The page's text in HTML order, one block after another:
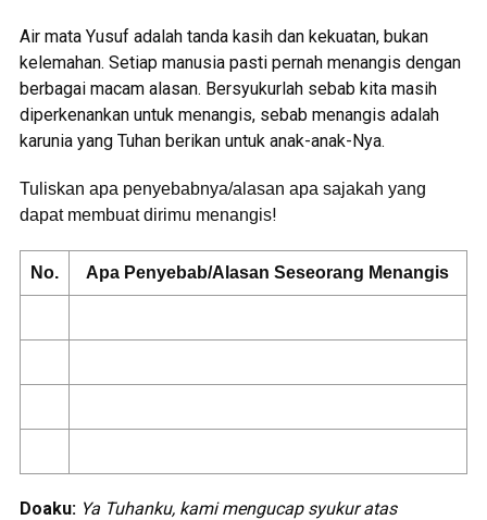
Air mata Yusuf adalah tanda kasih dan kekuatan, bukan
kelemahan. Setiap manusia pasti pernah menangis dengan
berbagai macam alasan. Bersyukurlah sebab kita masih
diperkenankan untuk menangis, sebab menangis adalah
karunia yang Tuhan berikan untuk anak-anak-Nya.
Tuliskan apa penyebabnya/alasan apa sajakah yang
dapat membuat dirimu menangis!
No. Apa Penyebab/Alasan Seseorang Menangis
Doaku: Ya Tuhanku, kami mengucap syukur atas